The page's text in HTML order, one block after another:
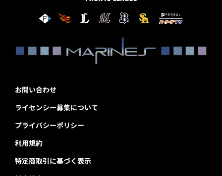
お問い合わせ
ライセンシー募集について
プライバシーポリシー
利用規約
特定商取引に基づく表示